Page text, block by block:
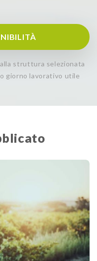
struttura selezionata
giorno lavorativo utile